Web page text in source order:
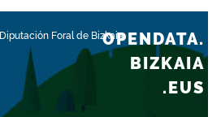
Diputación Foral de BizkaiaOPENDATA.
BIZKAIA
.EUS